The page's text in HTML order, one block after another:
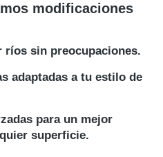
modificaciones
ríos sin preocupaciones.
adaptadas a tu estilo de
para un mejor
superficie.